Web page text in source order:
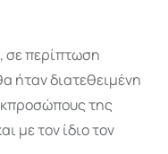
σε περίπτωση
ήταν διατεθειμένη
της
με τον ίδιο τον